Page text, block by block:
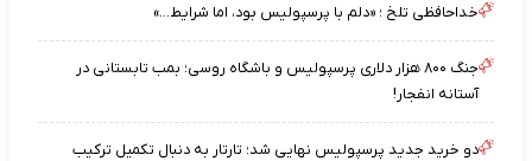
خداحافظی تلخ ؛ «دلم با پرسپولیس بود، اما شرایط…»
جنگ ۸۰۰ هزار دلاری پرسپولیس و باشگاه روسی؛ بمب تابستانی در
آستانه انفجار!
دو خرید جدید پرسپولیس نهایی شد؛ تارتار به دنبال تکمیل ترکیب